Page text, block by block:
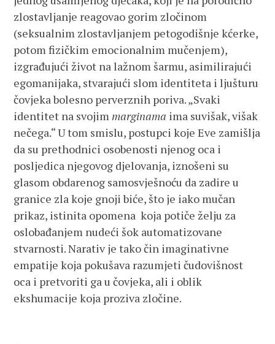
zlostavljanje reagovao gorim zločinom
(seksualnim zlostavljanjem petogodišnje kćerke,
potom fizičkim emocionalnim mučenjem),
izgrađujući život na lažnom šarmu, asimilirajući
egomanijaka, stvarajući slom identiteta i ljušturu
čovjeka bolesno perverznih poriva.„Svaki
identitet na svojim marginama ima suvišak, višak
nečega.“U tom smislu, postupci koje Eve zamišlja
da su prethodnici osobenosti njenog oca i
posljedica njegovog djelovanja, iznošeni su
glasom obdarenog samosvješnoću da zadire u
granice zla koje gnoji biće, što je iako mučan
prikaz, istinita opomena koja potiče želju za
oslobađanjem nudeći šok automatizovane
stvarnosti. Narativ je tako čin imaginativne
empatije koja pokušava razumjeti čudovišnost
oca i pretvoriti ga u čovjeka, ali i oblik
ekshumacije koja proziva zločine.